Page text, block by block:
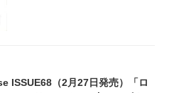
ISSUE68（2月27日発売）「ロ